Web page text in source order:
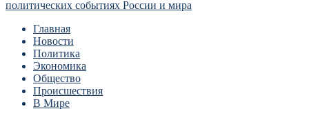
Главная
Новости
Политика
Экономика
Общество
Происшествия
В Мире